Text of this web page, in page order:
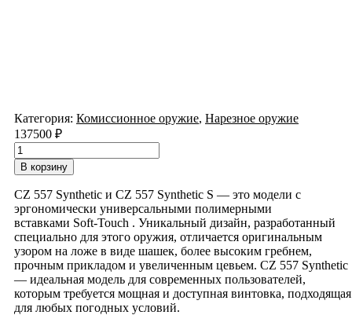
Категория: Комиссионное оружие, Нарезное оружие
137500 ₽
Количество
товара
Карабин
CZ
557
Synthetic
S
308Win
В корзину
CZ 557 Synthetic и CZ 557 Synthetic S — это модели с
эргономически универсальными полимерными
вставками Soft-Touch . Уникальный дизайн, разработанный
специально для этого оружия, отличается оригинальным
узором на ложе в виде шашек, более высоким гребнем,
прочным прикладом и увеличенным цевьем. CZ 557 Synthetic
— идеальная модель для современных пользователей,
которым требуется мощная и доступная винтовка, подходящая
для любых погодных условий.